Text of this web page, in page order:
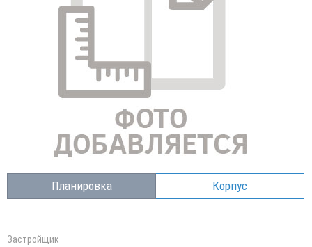
Планировка Корпус
Застройщик